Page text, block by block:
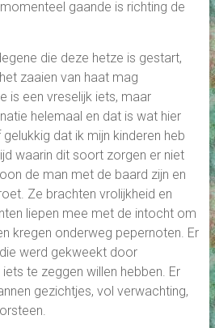
gaande is richting de
die deze hetze is gestart,
zaaien van haat mag
is een vreselijk iets, maar
helemaal en dat is wat hier
dat ik mijn kinderen heb
waarin dit soort zorgen er niet
de man met de baard zijn en
Ze brachten vrolijkheid en
liepen mee met de intocht om
kregen onderweg pepernoten. Er
werd gekweekt door
te zeggen willen hebben. Er
gezichtjes, vol verwachting,